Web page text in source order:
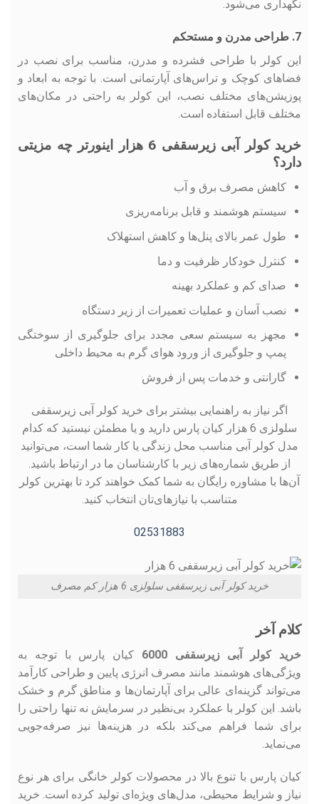
نگهداری می‌شود.
7. طراحی مدرن و مستحکم
این کولر با طراحی فشرده و مدرن، مناسب برای نصب در
فضاهای کوچک و تراس‌های آپارتمانی است. با توجه به ابعاد و
پوزیشن‌های مختلف نصب، این کولر به راحتی در مکان‌های
مختلف قابل استفاده است.
خرید کولر آبی زیرسقفی 6 هزار اینورتر چه مزیتی
دارد؟
کاهش مصرف برق و آب
سیستم هوشمند و قابل برنامه‌ریزی
طول عمر بالای پنل‌ها و کاهش استهلاک
کنترل خودکار ظرفیت و دما
صدای کم و عملکرد بهینه
نصب آسان و عملیات تعمیرات از زیر دستگاه
مجهز به سیستم سعی مجدد برای جلوگیری از سوختگی
پمپ و جلوگیری از ورود هوای گرم به محیط داخلی
گارانتی و خدمات پس از فروش
اگر نیاز به راهنمایی بیشتر برای خرید کولر آبی زیرسقفی
سلولزی 6 هزار کیان پارس دارید و یا مطمئن نیستید که کدام
مدل کولر آبی مناسب محل زندگی یا کار شما است، می‌توانید
از طریق شماره‌های زیر با کارشناسان ما در ارتباط باشید.
آن‌ها با مشاوره رایگان به شما کمک خواهند کرد تا بهترین کولر
متناسب با نیاز‌های‌تان انتخاب کنید.
02531883
خرید کولر آبی زیرسقفی سلولزی 6 هزار کم مصرف
کلام آخر
خرید کولر آبی زیرسقفی 6000
کیان پارس با توجه به
ویژگی‌های هوشمند مانند مصرف انرژی پایین و طراحی کارآمد
می‌تواند گزینه‌ای عالی برای آپارتمان‌ها و مناطق گرم و خشک
باشد. این کولر با عملکرد بی‌نظیر در سرمایش نه تنها راحتی را
برای شما فراهم می‌کند بلکه در هزینه‌ها نیز صرفه‌جویی
می‌نماید.
کیان پارس با تنوع بالا در محصولات کولر خانگی برای هر نوع
نیاز و شرایط محیطی، مدل‌های ویژه‌ای تولید کرده است. خرید